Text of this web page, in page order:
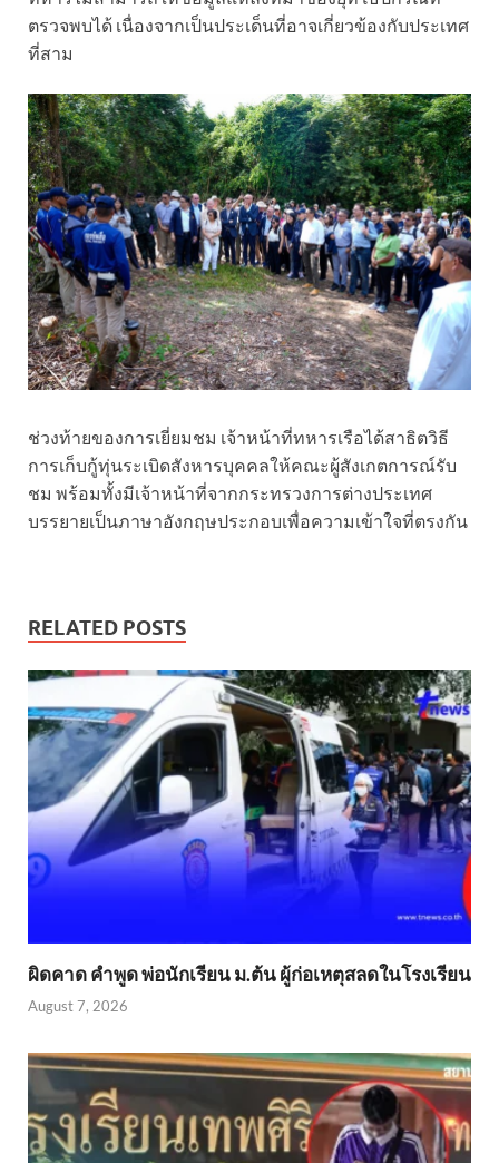
ตรวจพบได้ เนื่องจากเป็นประเด็นที่อาจเกี่ยวข้องกับประเทศ
ที่สาม
ช่วงท้ายของการเยี่ยมชม เจ้าหน้าที่ทหารเรือได้สาธิตวิธี
การเก็บกู้ทุ่นระเบิดสังหารบุคคลให้คณะผู้สังเกตการณ์รับ
ชม พร้อมทั้งมีเจ้าหน้าที่จากกระทรวงการต่างประเทศ
บรรยายเป็นภาษาอังกฤษประกอบเพื่อความเข้าใจที่ตรงกัน
RELATED POSTS
ผิดคาด คำพูด พ่อนักเรียน ม.ต้น ผู้ก่อเหตุสลดในโรงเรียน
August 7, 2026